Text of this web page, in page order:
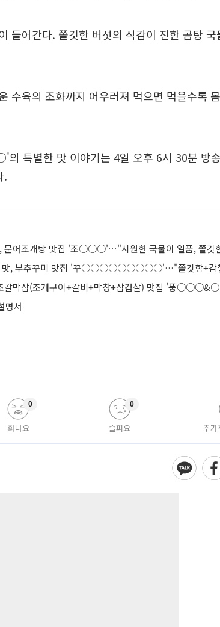
들어간다. 쫄깃한 버섯의 식감이 진한 곰탕 국
수육의 조화까지 어우러져 먹으면 먹을수록
한 맛 이야기는 4일 오후 6시 30분 방송
.
의 맛, 부추꾸미 맛집 '꾸○○○○○○○○○'…"쫄깃함+감
명서
화나요
0
슬퍼요
0
추가